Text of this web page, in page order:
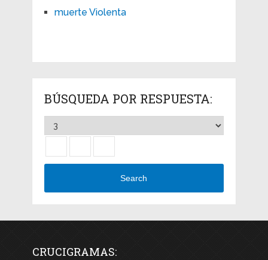
muerte Violenta
BÚSQUEDA POR RESPUESTA:
Search
CRUCIGRAMAS: